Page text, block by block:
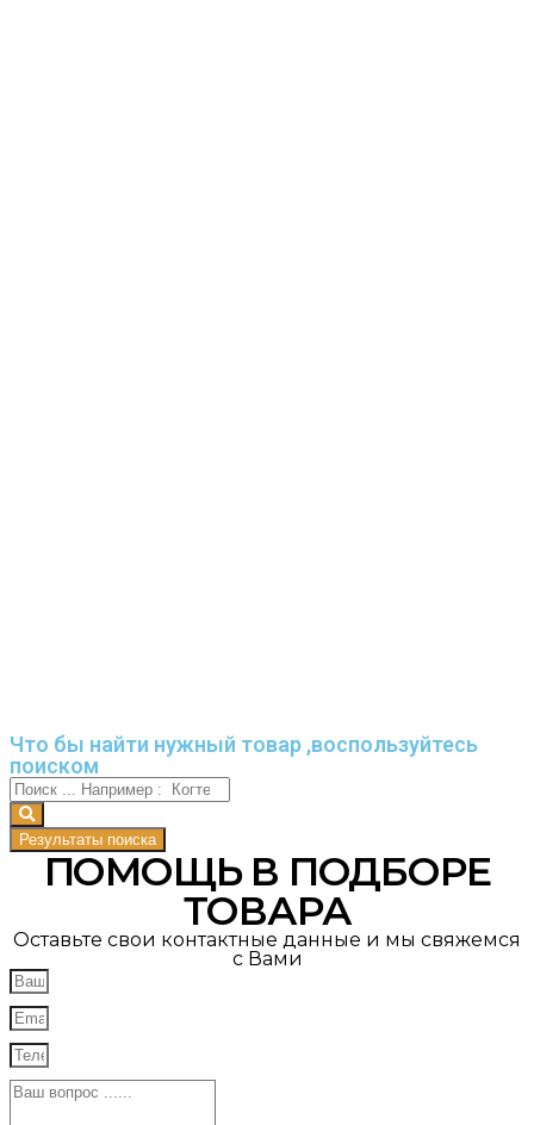
Что бы найти нужный товар ,воспользуйтесь
поиском
Результаты поиска
ПОМОЩЬ В ПОДБОРЕ
ТОВАРА
Оставьте свои контактные данные и мы свяжемся
с Вами